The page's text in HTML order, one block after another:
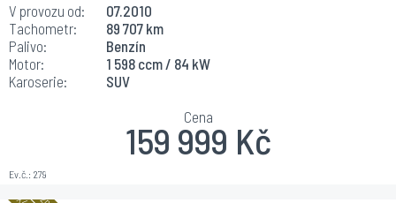
V provozu od:
07.2010
Tachometr:
89 707 km
Palivo:
Benzín
Motor:
1 598 ccm / 84 kW
Karoserie:
SUV
Ev.č.: 279
Cena
159 999 Kč